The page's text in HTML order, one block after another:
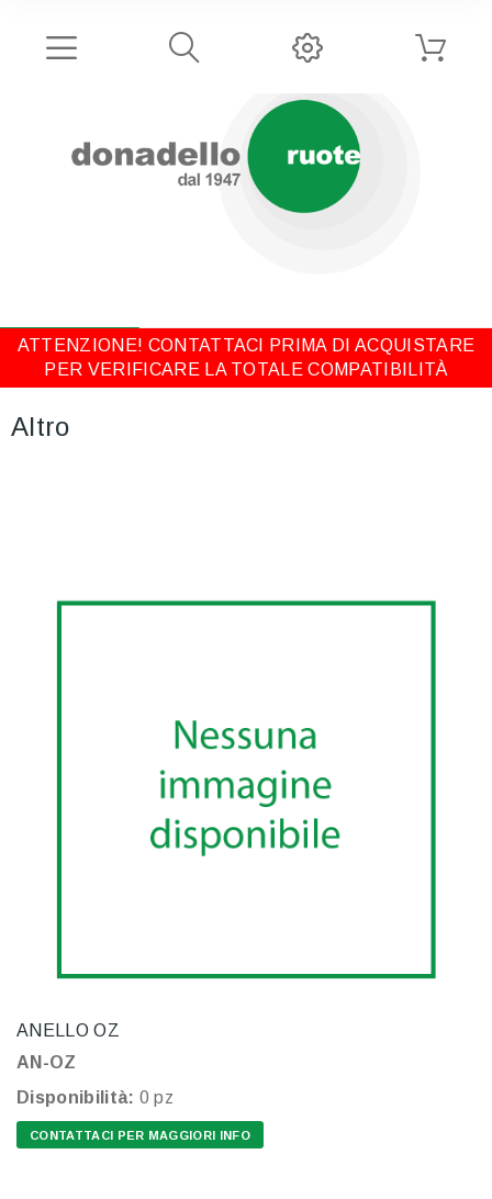
ATTENZIONE! CONTATTACI PRIMA DI ACQUISTARE
PER VERIFICARE LA TOTALE COMPATIBILITÀ
Altro
ANELLO OZ
AN-OZ
Disponibilità: 0 pz
CONTATTACI PER MAGGIORI INFO